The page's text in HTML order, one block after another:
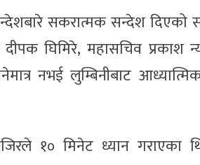
सन्देशबारे सकरात्मक सन्देश
घिमिरे, महासचिव प्रकाश
नभई लुम्बिनीबाट
१० मिनेट ध्यान गराएका